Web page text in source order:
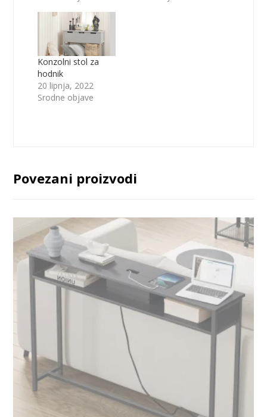
Konzolni stol za
hodnik
20 lipnja, 2022
Srodne objave
Povezani proizvodi